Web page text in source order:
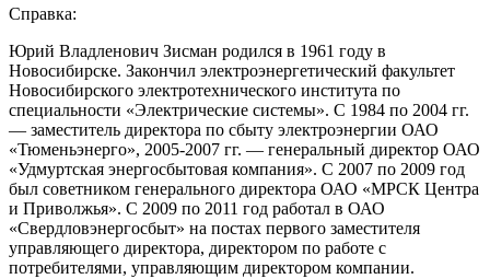
Справка:
Юрий Владленович Зисман родился в 1961 году в
Новосибирске. Закончил электроэнергетический факультет
Новосибирского электротехнического института по
специальности «Электрические системы». С 1984 по 2004 гг.
— заместитель директора по сбыту электроэнергии ОАО
«Тюменьэнерго», 2005-2007 гг. — генеральный директор ОАО
«Удмуртская энергосбытовая компания». С 2007 по 2009 год
был советником генерального директора ОАО «МРСК Центра
и Приволжья». С 2009 по 2011 год работал в ОАО
«Свердловэнергосбыт» на постах первого заместителя
управляющего директора, директором по работе с
потребителями, управляющим директором компании.